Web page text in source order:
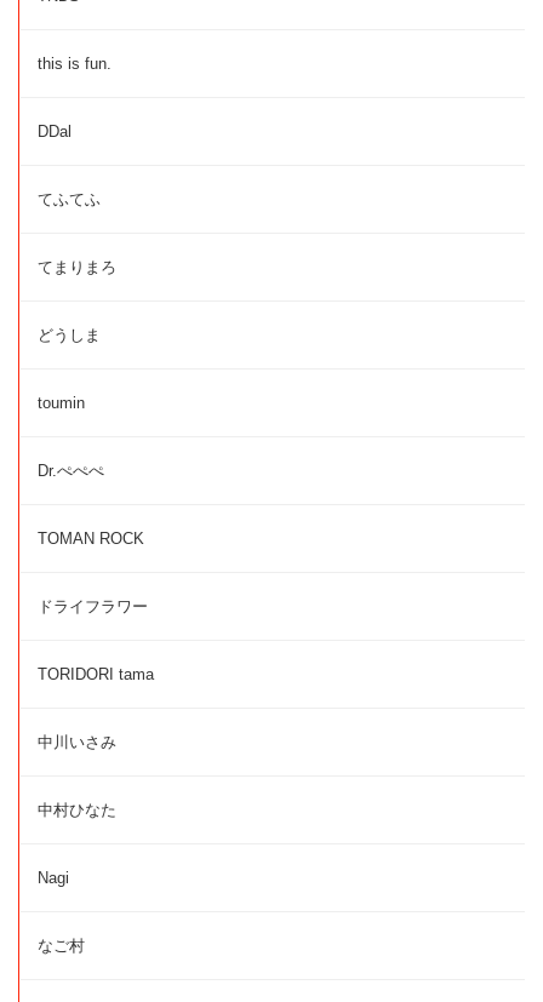
this is fun.
DDal
てふてふ
てまりまろ
どうしま
toumin
Dr.ぺぺぺ
TOMAN ROCK
ドライフラワー
TORIDORI tama
中川いさみ
中村ひなた
Nagi
なご村